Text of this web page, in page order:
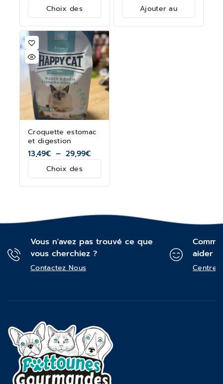
Choix des
Ajouter au
Croquette estomac
et digestion
13,49€ – 29,99€
Choix des
Vous n'avez pas trouvé ce que
vous cherchiez ?
Contactez Nous
aider ?
Centre